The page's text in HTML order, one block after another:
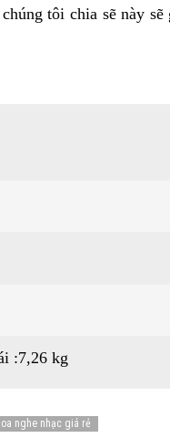
tôi chia sẽ này sẽ
:7,26 kg
nghe nhạc giá rẻ